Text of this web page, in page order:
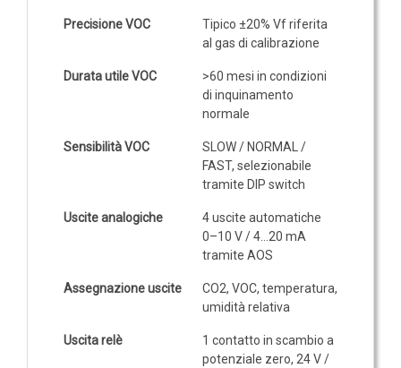
Precisione VOC
Tipico ±20% Vf riferita
al gas di calibrazione
Durata utile VOC
>60 mesi in condizioni
di inquinamento
normale
Sensibilità VOC
SLOW / NORMAL /
FAST, selezionabile
tramite DIP switch
Uscite analogiche
4 uscite automatiche
0–10 V / 4…20 mA
tramite AOS
Assegnazione uscite
CO2, VOC, temperatura,
umidità relativa
Uscita relè
1 contatto in scambio a
potenziale zero, 24 V /